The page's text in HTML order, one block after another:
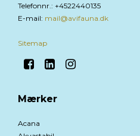
Telefonnr. : +4522440135
E-mail: mail@avifauna.dk
Sitemap
Mærker
Acana